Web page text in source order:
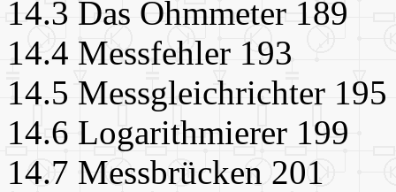
14.3 Das Ohmmeter 189
14.4 Messfehler 193
14.5 Messgleichrichter 195
14.6 Logarithmierer 199
14.7 Messbrücken 201